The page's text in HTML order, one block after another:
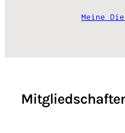
Meine